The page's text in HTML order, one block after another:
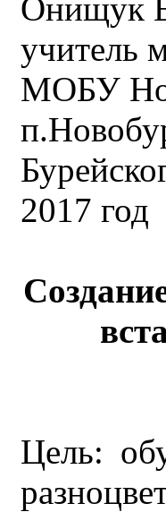
Онищук
учитель
МОБУ
2017 год
Цель: